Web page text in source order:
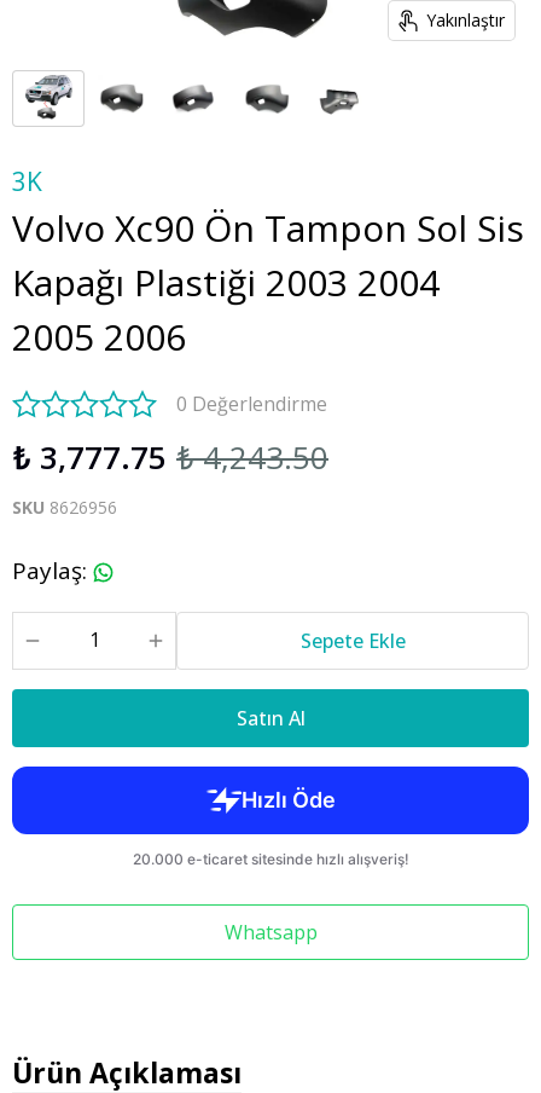
Yakınlaştır
3K
Volvo Xc90 Ön Tampon Sol Sis
Kapağı Plastiği 2003 2004
2005 2006
0 Değerlendirme
₺ 3,777.75 ₺ 4,243.50
SKU 8626956
Paylaş:
Sepete Ekle
Satın Al
Whatsapp
Ürün Açıklaması